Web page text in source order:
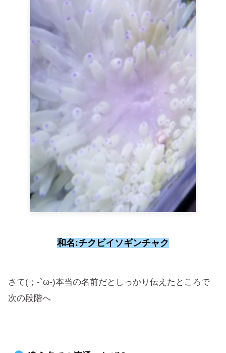
和名:チクビイソギンチャク
さて(；-`ω-)本当の名前だとしっかり伝えたところで
次の段階へ